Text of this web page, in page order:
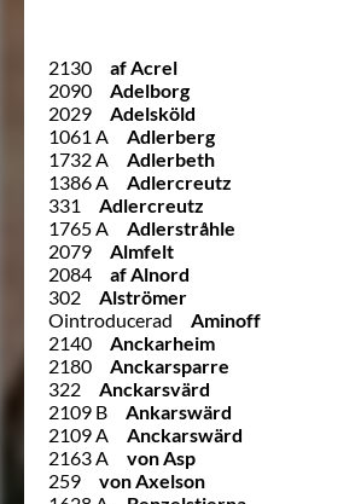
2130
af Acrel
2090
Adelborg
2029
Adelsköld
1061 A
Adlerberg
1732 A
Adlerbeth
1386 A
Adlercreutz
331
Adlercreutz
1765 A
Adlerstråhle
2079
Almfelt
2084
af Alnord
302
Alströmer
Ointroducerad
Aminoff
2140
Anckarheim
2180
Anckarsparre
322
Anckarsvärd
2109 B
Ankarswärd
2109 A
Anckarswärd
2163 A
von Asp
259
von Axelson